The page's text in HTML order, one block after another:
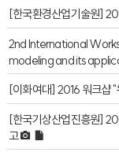
[한국환경산업기술원]
2nd International
modeling and its
[이화여대] 2016 워크샵
[한국기상산업진흥원]
고